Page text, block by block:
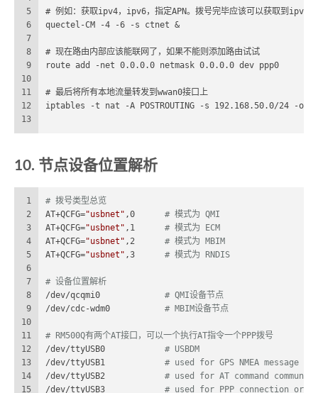
5
6
7
8
9
10
11
12
13
# 例如：获取ipv4，ipv6，指定APN。拨号完毕应该可以获取到ipv4/
quectel-CM -4 -6 -s ctnet &
# 现在路由内部应该能联网了，如果不能则添加路由试试
route add -net 0.0.0.0 netmask 0.0.0.0 dev ppp0
# 最后将所有本地流量转发到wwan0接口上
iptables -t nat -A POSTROUTING -s 192.168.50.0/24 -o
10. 节点设备位置解析
1
2
3
4
5
6
7
8
9
10
11
12
13
14
15
# 拨号类型总览
AT+QCFG="usbnet"
# 模式为 QMI
AT+QCFG="usbnet"
# 模式为 ECM
AT+QCFG="usbnet"
# 模式为 MBIM
AT+QCFG="usbnet" # 模式为 RNDIS
# 设备位置解析
# QMI设备节点
# MBIM设备节点
# RM500Q有两个AT接口，可以一个执行AT指令一个PPP拨号
# USBDM
# used for GPS NMEA message
# used for AT command
# used for PPP connection or AT